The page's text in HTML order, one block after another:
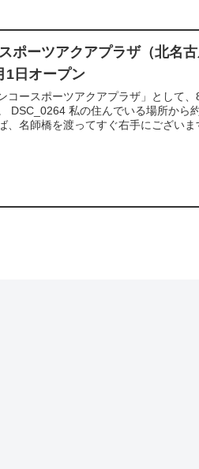
ポーツアクアプラザ（北名
1日オープン
コースポーツアクアプラザ」として
DSC_0264 私の住んでいる場所から
、名師橋を渡ってすぐ右手にござい